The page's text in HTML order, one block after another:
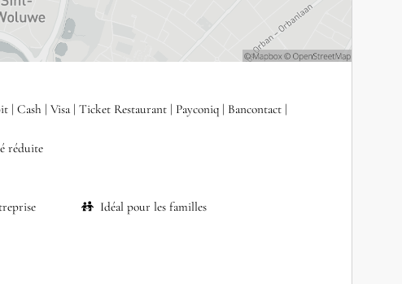
Cash Visa Ticket Restaurant Payconiq
Bancontact
réduite
Idéal pour les familles